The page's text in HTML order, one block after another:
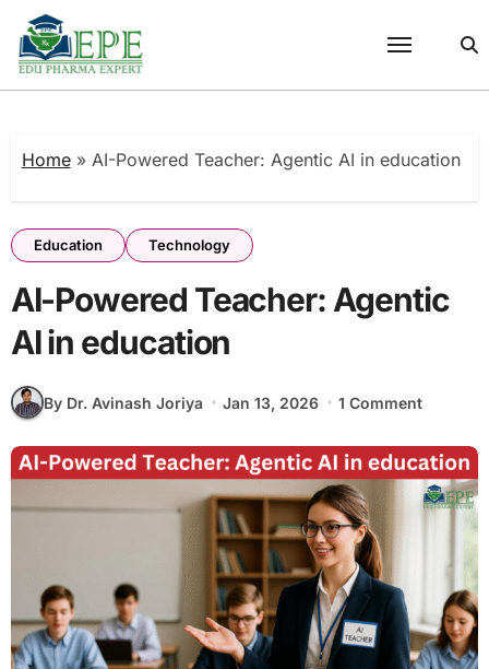
content
Home» AI-Powered Teacher: Agentic AI in education
Education Technology
AI-Powered Teacher: Agentic
AI in education
By Dr. Avinash Joriya Jan 13, 2026 1 Comment